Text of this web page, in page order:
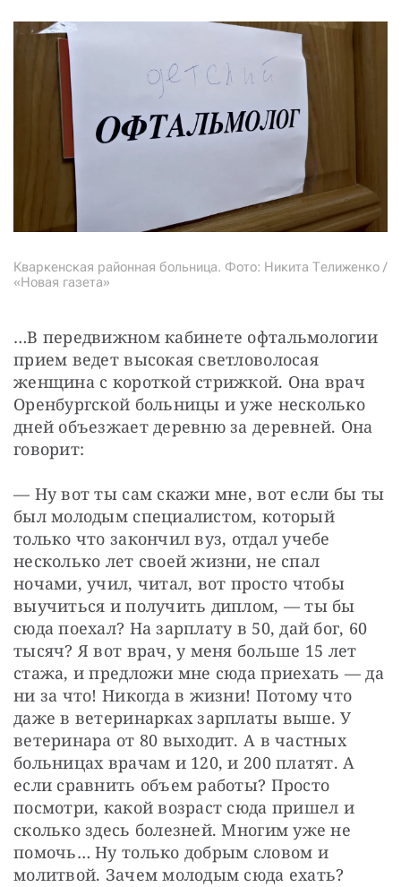
Кваркенская районная больница. Фото: Никита Телиженко /
«Новая газета»
…В передвижном кабинете офтальмологии
прием ведет высокая светловолосая
женщина с короткой стрижкой. Она врач
Оренбургской больницы и уже несколько
дней объезжает деревню за деревней. Она
говорит:
— Ну вот ты сам скажи мне, вот если бы ты
был молодым специалистом, который
только что закончил вуз, отдал учебе
несколько лет своей жизни, не спал
ночами, учил, читал, вот просто чтобы
выучиться и получить диплом, — ты бы
сюда поехал? На зарплату в 50, дай бог, 60
тысяч? Я вот врач, у меня больше 15 лет
стажа, и предложи мне сюда приехать — да
ни за что! Никогда в жизни! Потому что
даже в ветеринарках зарплаты выше. У
ветеринара от 80 выходит. А в частных
больницах врачам и 120, и 200 платят. А
если сравнить объем работы? Просто
посмотри, какой возраст сюда пришел и
сколько здесь болезней. Многим уже не
помочь… Ну только добрым словом и
молитвой. Зачем молодым сюда ехать?